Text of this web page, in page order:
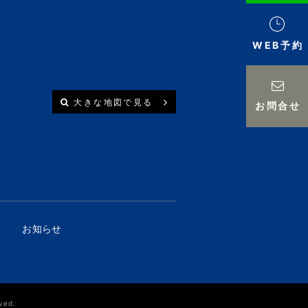
WEB予約
お問合せ
大きな地図で見る
お知らせ